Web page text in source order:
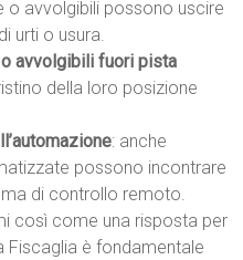
o avvolgibili possono uscire
urti o usura.
avvolgibili fuori pista
della loro posizione
: anche
possono incontrare
di controllo remoto.
così come una risposta per
è fondamentale